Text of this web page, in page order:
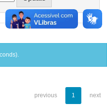
previous 1 next